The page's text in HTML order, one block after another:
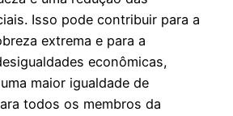
Isso pode contribuir para a
extrema e para a
econômicas,
maior igualdade de
todos os membros da